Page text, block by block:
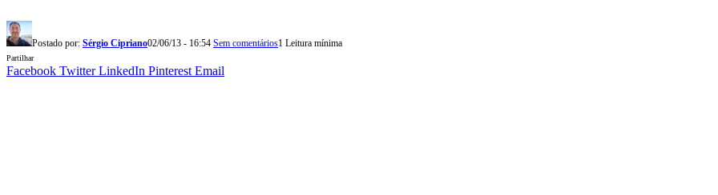
Postado por: Sérgio Cipriano02/06/13 - 16:54 Sem comentários1 Leitura mínima
Partilhar
Facebook Twitter LinkedIn Pinterest Email